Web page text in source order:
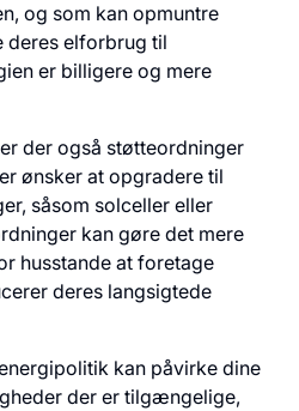
og som kan opmuntre
deres elforbrug til
er billigere og mere
der også støtteordninger
ønsker at opgradere til
såsom solceller eller
kan gøre det mere
husstande at foretage
deres langsigtede
kan påvirke dine
der er tilgængelige,